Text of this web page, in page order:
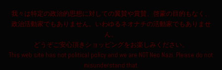
我々は特定の政治的思想に対しての翼賛や賞賛、啓蒙の目的もなく、
政治活動家でもありません。いわゆるネオナチの活動家でもありませ
ん。
どうぞご安心頂きショッピングをお楽しみください。
This web site has not political policy and we are NOT Neo Nazi. Please do not
misunderstand that.